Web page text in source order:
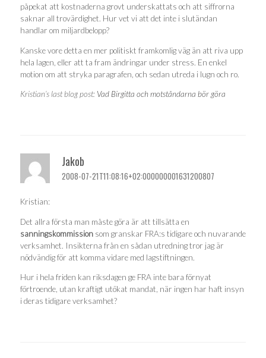
påpekat att kostnaderna grovt underskattats och att siffrorna
saknar all trovärdighet. Hur vet vi att det inte i slutändan
handlar om miljardbelopp?
Kanske vore detta en mer politiskt framkomlig väg än att riva upp
hela lagen, eller att ta fram ändringar under stress. En enkel
motion om att stryka paragrafen, och sedan utreda i lugn och ro.
Kristian’s last blog post: Vad Birgitta och motståndarna bör göra
Jakob
2008-07-21T11:08:16+02:000000001631200807
Kristian:
Det allra första man måste göra är att tillsätta en
sanningskommission som granskar FRA:s tidigare och nuvarande
verksamhet. Insikterna från en sådan utredning tror jag är
nödvändig för att komma vidare med lagstiftningen.
Hur i hela friden kan riksdagen ge FRA inte bara förnyat
förtroende, utan kraftigt utökat mandat, när ingen har haft insyn
i deras tidigare verksamhet?